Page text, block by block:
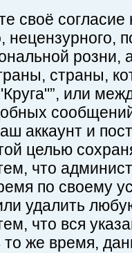
своё
нецензурного,
страны,
или
аккаунт и
целью
что
по своему
удалить
что вся
же время,